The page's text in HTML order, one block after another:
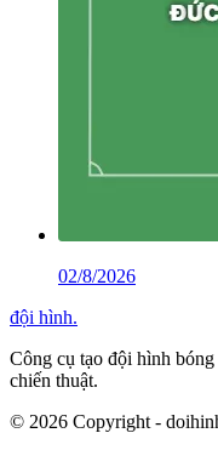
02/8/2026
đội hình.
Công cụ tạo đội hình
chiến thuật.
© 2026 Copyright -